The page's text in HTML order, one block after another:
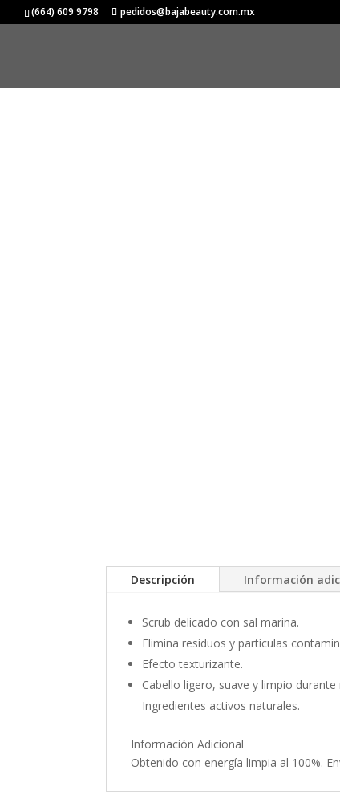
(664) 609 9798 pedidos@bajabeauty.com.mx
Inicio/DAVINES/ESSENTIAL HAIRCARE
Descripción Información
Scrub delicado con sal marina.
Elimina residuos y partículas
Efecto texturizante.
Cabello ligero, suave y limpio
Ingredientes activos naturales.
Información Adicional
Obtenido con energía limpia al 100%.